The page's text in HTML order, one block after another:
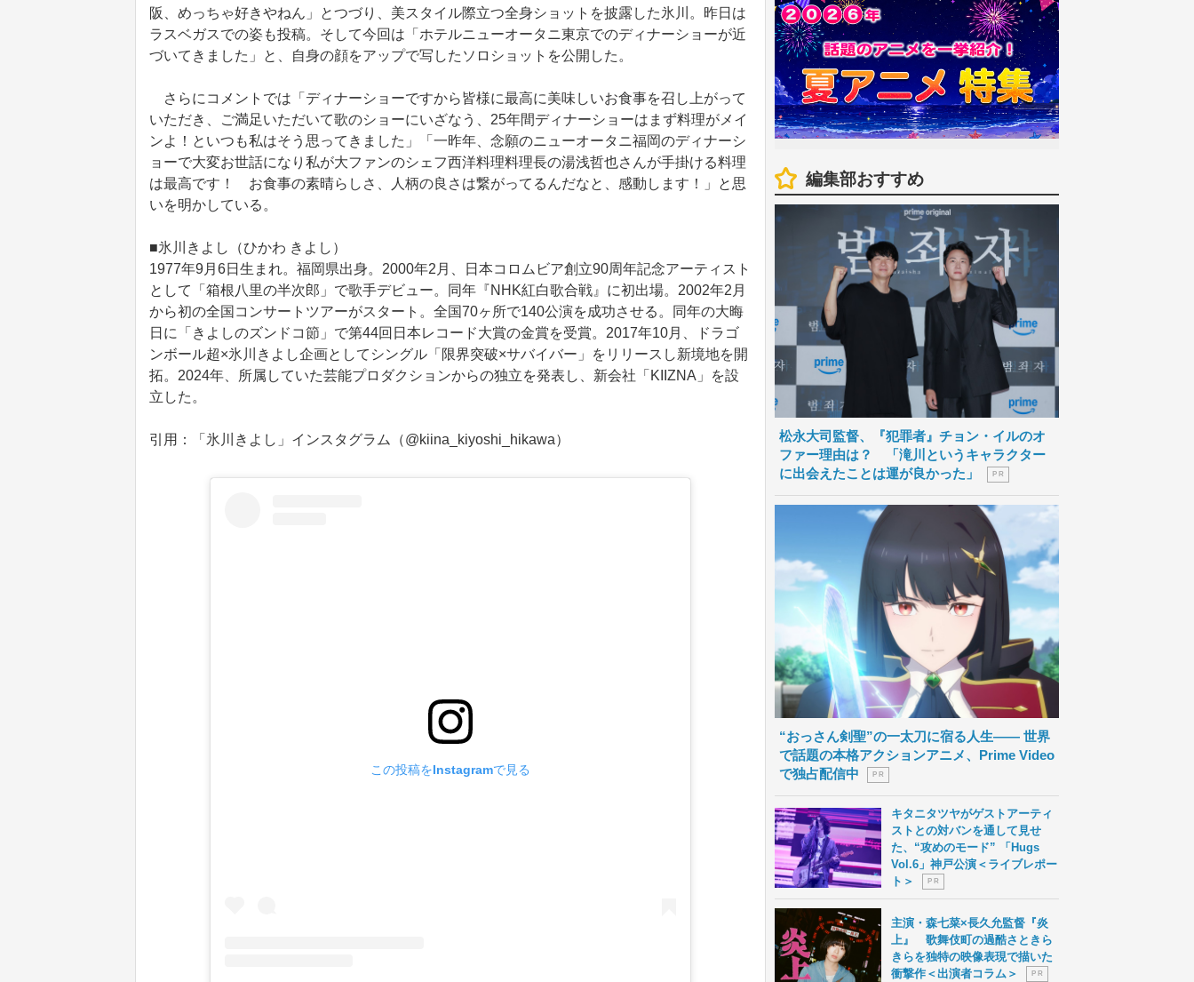
阪、めっちゃ好きやねん」とつづり、美スタイル際立つ全身ショットを披露した氷川。昨日は
ラスベガスでの姿も投稿。そして今回は「ホテルニューオータニ東京でのディナーショーが近
づいてきました」と、自身の顔をアップで写したソロショットを公開した。
さらにコメントでは「ディナーショーですから皆様に最高に美味しいお食事を召し上がって
いただき、ご満足いただいて歌のショーにいざなう、25年間ディナーショーはまず料理がメイ
ンよ！といつも私はそう思ってきました」「一昨年、念願のニューオータニ福岡のディナーシ
ョーで大変お世話になり私が大ファンのシェフ西洋料理料理長の湯浅哲也さんが手掛ける料理
は最高です！ お食事の素晴らしさ、人柄の良さは繋がってるんだなと、感動します！」と思
いを明かしている。
■氷川きよし（ひかわ きよし）
1977年9月6日生まれ。福岡県出身。2000年2月、日本コロムビア創立90周年記念アーティスト
として「箱根八里の半次郎」で歌手デビュー。同年『NHK紅白歌合戦』に初出場。2002年2月
から初の全国コンサートツアーがスタート。全国70ヶ所で140公演を成功させる。同年の大晦
日に「きよしのズンドコ節」で第44回日本レコード大賞の金賞を受賞。2017年10月、ドラゴ
ンボール超×氷川きよし企画としてシングル「限界突破×サバイバー」をリリースし新境地を開
拓。2024年、所属していた芸能プロダクションからの独立を発表し、新会社「KIIZNA」を設
立した。
引用：「氷川きよし」インスタグラム（@kiina_kiyoshi_hikawa）
この投稿をInstagramで見る
編集部おすすめ
松永大司監督、『犯罪者』チョン・イルのオ
ファー理由は？ 「滝川というキャラクター
に出会えたことは運が良かった」
P R
“おっさん剣聖”の一太刀に宿る人生―― 世界
で話題の本格アクションアニメ、Prime Video
で独占配信中
P R
キタニタツヤがゲストアーティ
ストとの対バンを通して見せ
た、“攻めのモード” 「Hugs
Vol.6」神戸公演＜ライブレポー
ト＞
P R
主演・森七菜×長久允監督『炎
上』 歌舞伎町の過酷さときら
きらを独特の映像表現で描いた
衝撃作＜出演者コラム＞
P R